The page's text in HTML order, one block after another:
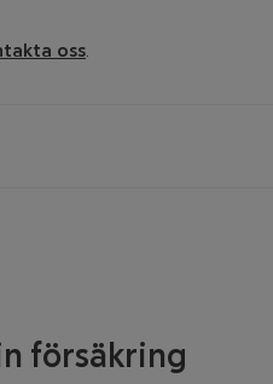
oss.
försäkring